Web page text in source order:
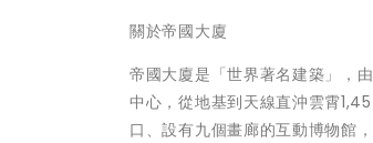
關於帝國大廈
帝國大廈是「世界著名建築」
中心，從地基到天線直沖雲霄
口、設有九個畫廊的互動博物館